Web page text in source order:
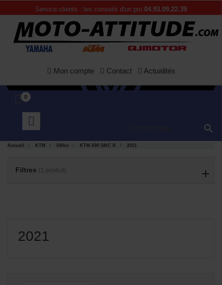
Service clients : les conseils d'un pro 04.93.09.22.39
Mon compte Contact Actualités
0

Accueil KTM 690cc KTM 690 SMC R 2021
Filtres (1 produit)
2021